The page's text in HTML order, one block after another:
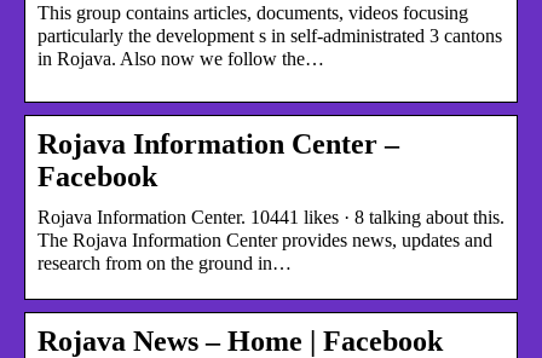
This group contains articles, documents, videos focusing
particularly the development s in self-administrated 3 cantons
in Rojava. Also now we follow the…
Rojava Information Center –
Facebook
Rojava Information Center. 10441 likes · 8 talking about this.
The Rojava Information Center provides news, updates and
research from on the ground in…
Rojava News – Home | Facebook